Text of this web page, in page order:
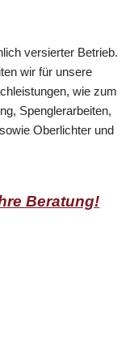
versierter Betrieb.
wir für unsere
wie zum
Spenglerarbeiten,
Oberlichter und
Beratung!